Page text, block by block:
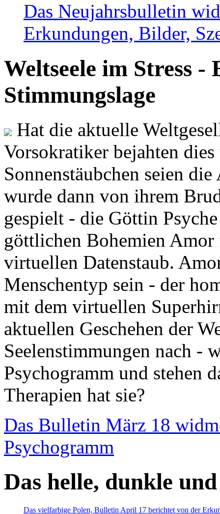
Das Neujahrsbulletin
Erkundungen, Bilder,
Weltseele im Stress -
Stimmungslage
Hat die aktuelle
Vorsokratiker bejahten
Sonnenstäubchen seien
wurde dann von ihrem
gespielt - die Göttin
göttlichen Bohemien
virtuellen Datenstaub.
Menschentyp sein - der
mit dem virtuellen
aktuellen Geschehen der
Seelenstimmungen nach -
Psychogramm und stehen
Therapien hat sie?
Das Bulletin März 18
Psychogramm
Das helle, dunkle
Das vielfarbige Polen, Bulletin April 17 berichtet von der